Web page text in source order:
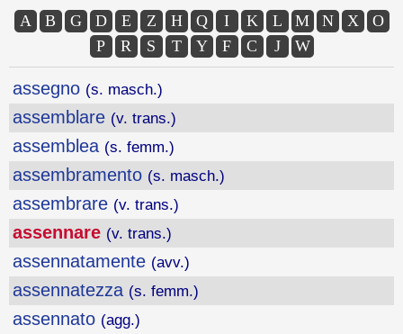
A B G D E Z H Q I K L M N X
O
P
R S T Y F C J W
assegno (s. masch.)
assemblare (v. trans.)
assemblea (s. femm.)
assembramento (s. masch.)
assembrare (v. trans.)
assennare (v. trans.)
assennatamente (avv.)
assennatezza (s. femm.)
assennato (agg.)